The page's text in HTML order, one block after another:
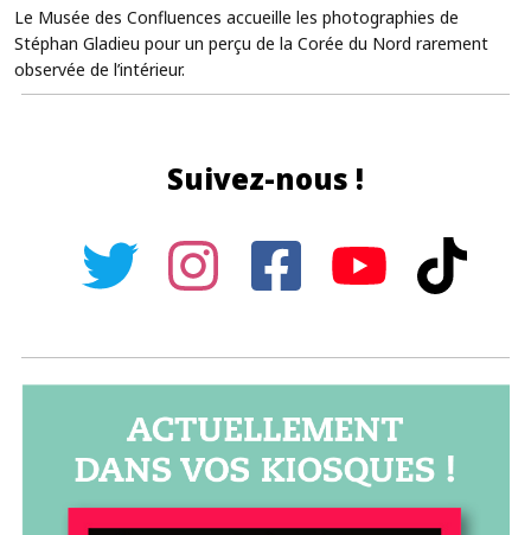
Le Musée des Confluences accueille les photographies de
Stéphan Gladieu pour un perçu de la Corée du Nord rarement
observée de l’intérieur.
Suivez-nous !